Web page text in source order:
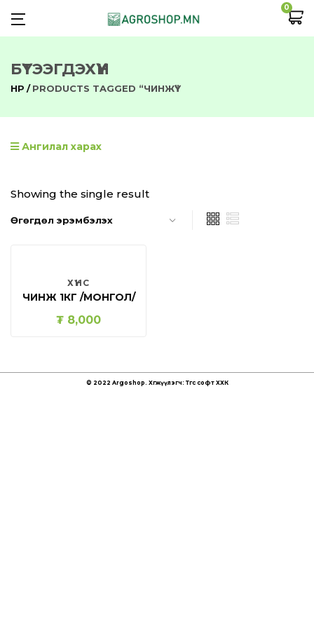
0
БҮТЭЭГДЭХҮҮН
НҮҮР PRODUCTS TAGGED “ЧИНЖҮҮ”
Ангилал харах
Showing the single result
ХҮНС
ЧИНЖҮҮ 1КГ /МОНГОЛ/
₮ 8,000
© 2022 Argoshop. Хөгжүүлэгч: Төгс софт ХХК